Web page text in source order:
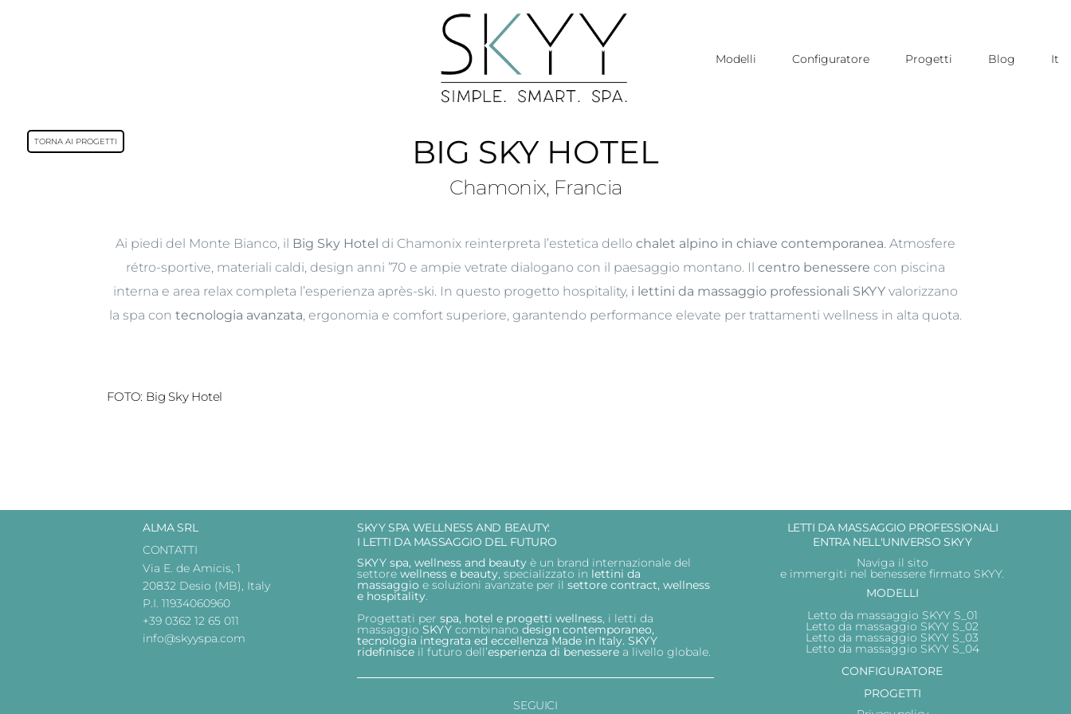
Modelli Configuratore Progetti Blog It
TORNA AI PROGETTI BIG SKY HOTEL
Chamonix, Francia
Ai piedi del Monte Bianco, il Big Sky Hotel di Chamonix reinterpreta l’estetica dello chalet alpino in chiave contemporanea. Atmosfere
rétro-sportive, materiali caldi, design anni ’70 e ampie vetrate dialogano con il paesaggio montano. Il centro benessere con piscina
interna e area relax completa l’esperienza après-ski. In questo progetto hospitality, i lettini da massaggio professionali SKYY valorizzano
la spa con tecnologia avanzata, ergonomia e comfort superiore, garantendo performance elevate per trattamenti wellness in alta quota.
FOTO: Big Sky Hotel
ALMA SRL
CONTATTI
Via E. de Amicis, 1
20832 Desio (MB), Italy
P.I. 11934060960
+39 0362 12 65 011
info@skyyspa.com
SKYY SPA WELLNESS AND BEAUTY:
I LETTI DA MASSAGGIO DEL FUTURO
SKYY spa, wellness and beautyè un brand internazionale del
settore wellness e beauty, specializzato in lettini da
massaggio e soluzioni avanzate per il settore contract, wellness
e hospitality.
Progettati per spa, hotel e progetti wellness, i letti da
massaggio SKYYcombinano design contemporaneo,
tecnologia integrata ed eccellenza Made in Italy. SKYY
ridefinisceil futuro dell’esperienza di benesserea livello globale.
SEGUICI
LETTI DA MASSAGGIO PROFESSIONALI
ENTRA NELL'UNIVERSO SKYY
Naviga il sito
e immergiti nel benessere firmato SKYY.
MODELLI
Letto da massaggio SKYY S_01
Letto da massaggio SKYY S_02
Letto da massaggio SKYY S_03
Letto da massaggio SKYY S_04
CONFIGURATORE
PROGETTI